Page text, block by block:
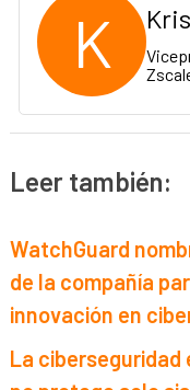
K
Leer también:
WatchGuard
de la compañía
innovación en
La ciberseguridad